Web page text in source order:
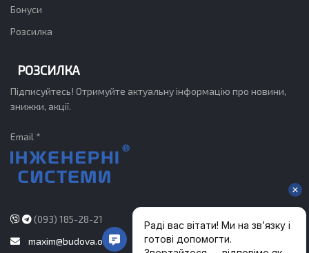
Бонуси
Розсилка
РОЗСИЛКА
Підписуйтесь! Отримуйте актуальну інформацію про новини,
знижки, акції.
Email *
(093) 185-28-21
maxim@budova.org